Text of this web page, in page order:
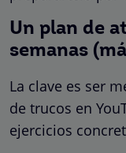
Un plan de
semanas
La clave es ser
de trucos en
ejercicios